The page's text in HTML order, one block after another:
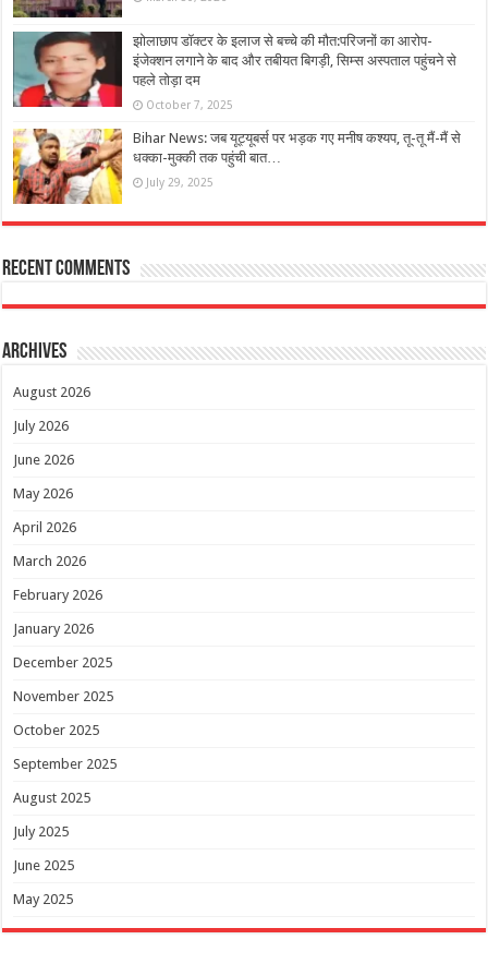
झोलाछाप डॉक्टर के इलाज से बच्चे की मौत:परिजनों का आरोप-
इंजेक्शन लगाने के बाद और तबीयत बिगड़ी, सिम्स अस्पताल पहुंचने से
पहले तोड़ा दम
October 7, 2025
Bihar News: जब यूट्यूबर्स पर भड़क गए मनीष कश्यप, तू-तू मैं-मैं से
धक्का-मुक्की तक पहुंची बात…
July 29, 2025
Recent Comments
Archives
August 2026
July 2026
June 2026
May 2026
April 2026
March 2026
February 2026
January 2026
December 2025
November 2025
October 2025
September 2025
August 2025
July 2025
June 2025
May 2025